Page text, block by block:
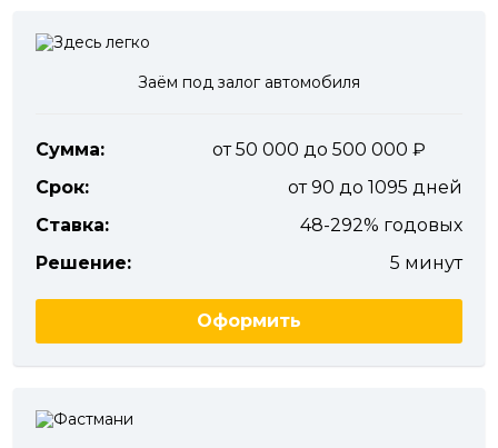
Заём под залог автомобиля
Сумма:
от 50 000 до 500 000
Срок:
от 90 до 1095 дней
Ставка:
48-292% годовых
Решение:
5 минут
Оформить